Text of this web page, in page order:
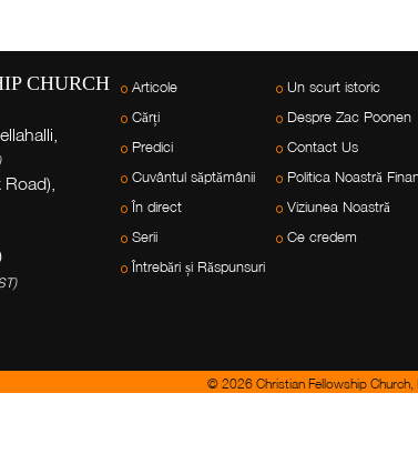
CHURCH
Articole
Cărți
Predici
Cuvântul săptămânii
În direct
Serii
Întrebări și Răspunsuri
Un scurt istoric
Despre Zac Poonen
Contact Us
Politica Noastră
Viziunea Noastră
Ce credem
© 2026 Christian Fellowship